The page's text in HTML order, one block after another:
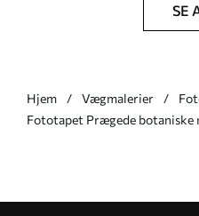
SE
Hjem Vægmalerier
Fototapet Prægede botaniske